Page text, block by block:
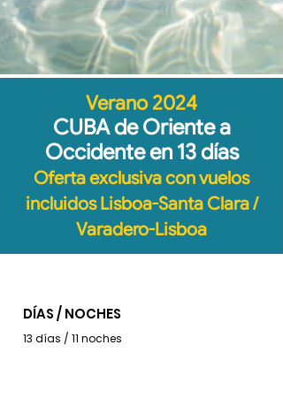
Verano 2024
CUBA de Oriente a
Occidente en 13 días
Oferta exclusiva con vuelos
incluidos Lisboa-Santa Clara /
Varadero-Lisboa
DÍAS / NOCHES
13 días / 11 noches